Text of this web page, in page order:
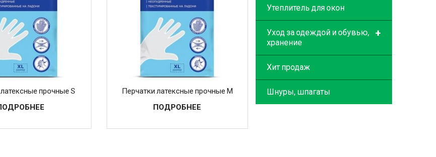
прочные S
Перчатки латексные прочные M
ПОДРОБНЕЕ
Утеплитель для окон
+
Уход за одеждой и обувью,
хранение
Хит продаж
Шнуры, шпагаты